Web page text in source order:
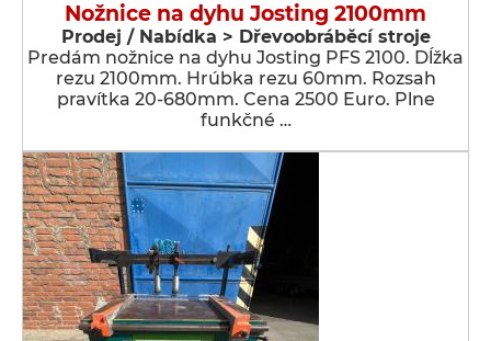
Nožnice na dyhu Josting 2100mm
Prodej / Nabídka > Dřevoobráběcí stroje
Predám nožnice na dyhu Josting PFS 2100. Dĺžka
rezu 2100mm. Hrúbka rezu 60mm. Rozsah
pravítka 20-680mm. Cena 2500 Euro. Plne
funkčné …